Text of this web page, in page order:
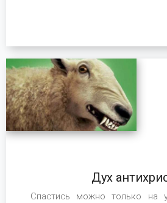
Дух
Спастись можно только на